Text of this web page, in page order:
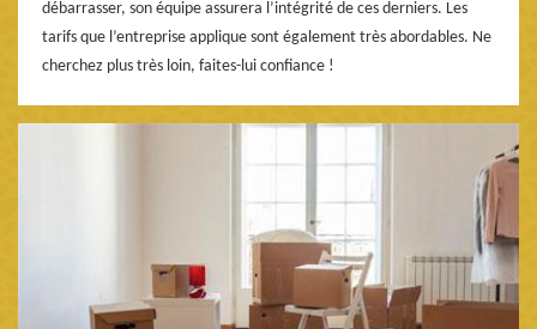
débarrasser, son équipe assurera l’intégrité de ces derniers. Les
tarifs que l’entreprise applique sont également très abordables. Ne
cherchez plus très loin, faites-lui confiance !